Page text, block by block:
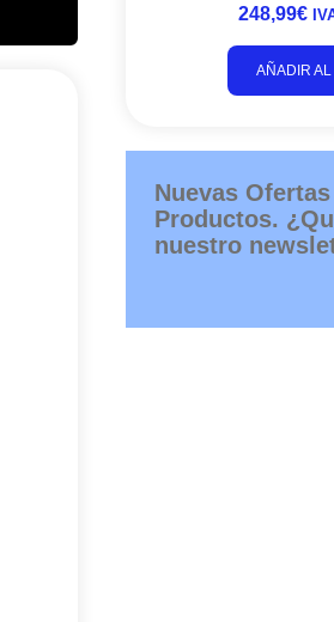
248,99€
AÑADIR
Nuevas
Productos.
nuestro